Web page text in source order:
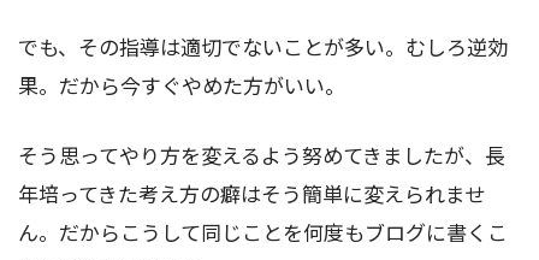
でも、その指導は適切でないことが多い。むしろ逆効
果。だから今すぐやめた方がいい。
そう思ってやり方を変えるよう努めてきましたが、長
年培ってきた考え方の癖はそう簡単に変えられませ
ん。だからこうして同じことを何度もブログに書くこ